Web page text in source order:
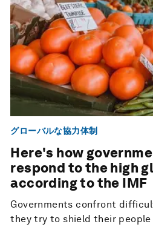
グローバルな協力体制
Here's how
respond to the high
according to the IMF
Governments confront
they try to shield their people